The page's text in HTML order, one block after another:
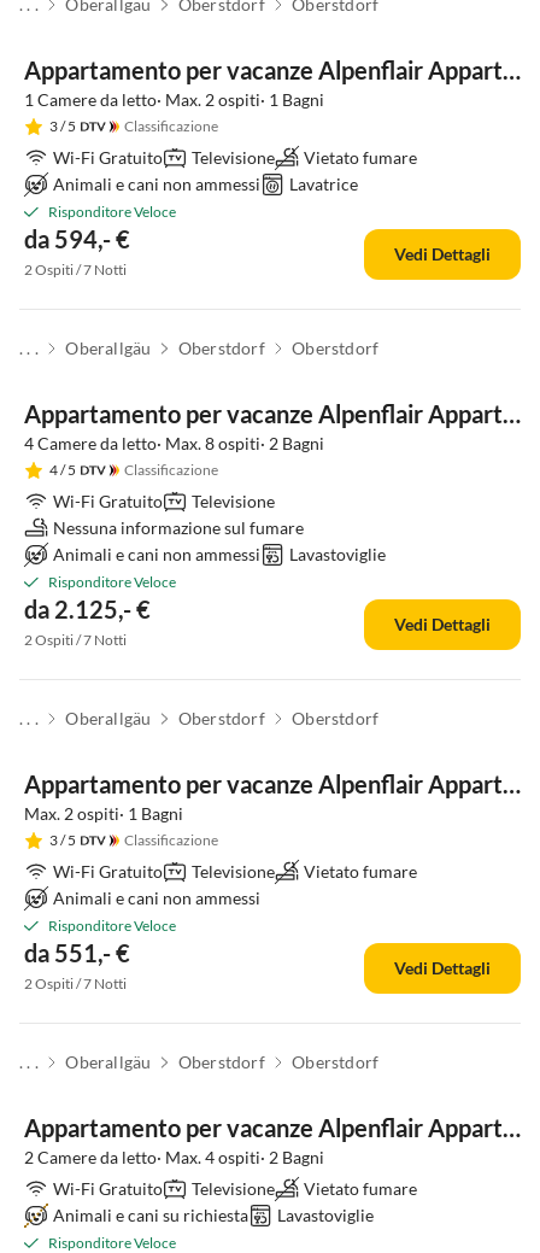
. . . Oberallgäu Oberstdorf Oberstdorf
Appartamento per vacanze Alpenflair Appartamento per Vacanze 228
1 Camere da letto· Max. 2 ospiti· 1 Bagni
3/ 5 Classificazione
Wi-Fi Gratuito Televisione
Vietato fumare
Animali e cani non ammessi
Lavatrice
Risponditore Veloce
da 594,- €
2 Ospiti / 7 Notti
Vedi Dettagli
. . . Oberallgäu Oberstdorf Oberstdorf
Appartamento per vacanze Alpenflair Appartamento per Vacanze 404
4 Camere da letto· Max. 8 ospiti· 2 Bagni
4/ 5 Classificazione
Wi-Fi Gratuito
Televisione
Nessuna informazione sul fumare
Animali e cani non ammessi
Lavastoviglie
Risponditore Veloce
da 2.125,- €
2 Ospiti / 7 Notti
Vedi Dettagli
. . . Oberallgäu Oberstdorf Oberstdorf
Appartamento per vacanze Alpenflair Appartamento Vacanze 102
Max. 2 ospiti· 1 Bagni
3/ 5 Classificazione
Wi-Fi Gratuito Televisione
Vietato fumare
Animali e cani non ammessi
Risponditore Veloce
da 551,- €
2 Ospiti / 7 Notti
Vedi Dettagli
. . . Oberallgäu Oberstdorf Oberstdorf
Appartamento per vacanze Alpenflair Appartamento Vacanza 313
2 Camere da letto· Max. 4 ospiti· 2 Bagni
Wi-Fi Gratuito
Televisione
Vietato fumare
Animali e cani su richiesta
Lavastoviglie
Risponditore Veloce